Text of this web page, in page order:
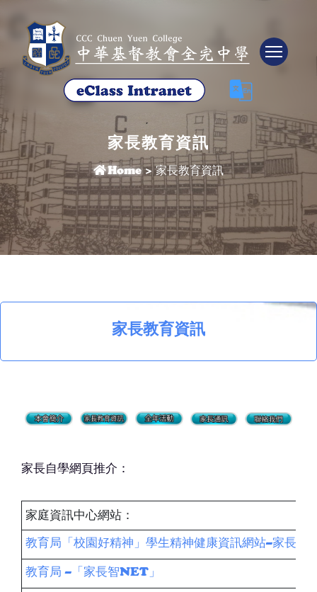
家長教育資訊
Home > 家長教育資訊
家長教育資訊
家長自學網頁推介：
家庭資訊中心網站：
教育局「校園好精神」學生精神健康資訊網站–家長教
教育局 –「家長智NET」